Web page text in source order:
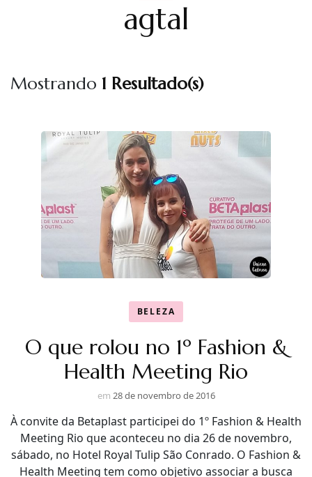
agtal
Mostrando 1 Resultado(s)
BELEZA
O que rolou no 1º Fashion &
Health Meeting Rio
em 28 de novembro de 2016
À convite da Betaplast participei do 1º Fashion & Health
Meeting Rio que aconteceu no dia 26 de novembro,
sábado, no Hotel Royal Tulip São Conrado. O Fashion &
Health Meeting tem como objetivo associar a busca